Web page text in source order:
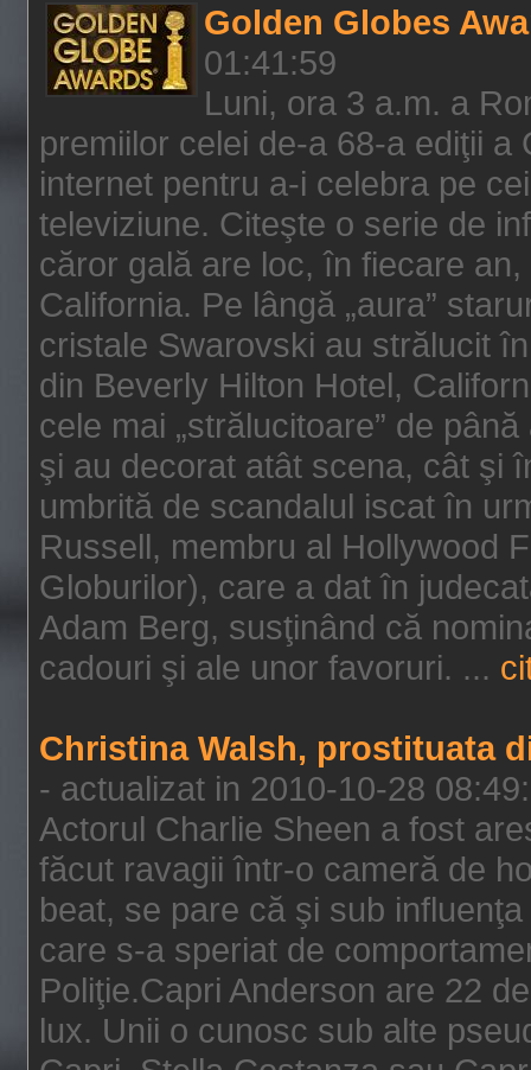
Golden Globes
01:41:59
Luni, ora 3 a.m. a
premiilor celei de-a 68-a ediţii
internet pentru a-i celebra pe
televiziune. Citeşte o serie de
căror gală are loc, în fiecare
California. Pe lângă „aura”
cristale Swarovski au strălucit
din Beverly Hilton Hotel,
cele mai „strălucitoare” de
şi au decorat atât scena, cât şi
umbrită de scandalul iscat în
Russell, membru al Hollywood
Globurilor), care a dat în
Adam Berg, susţinând că
cadouri şi ale unor favoruri. ...
Christina Walsh, prostituata
- actualizat in 2010-10-28
Actorul Charlie Sheen a fost
făcut ravagii într-o cameră de
beat, se pare că şi sub
care s-a speriat de
Poliţie.Capri Anderson are 22
lux. Unii o cunosc sub alte